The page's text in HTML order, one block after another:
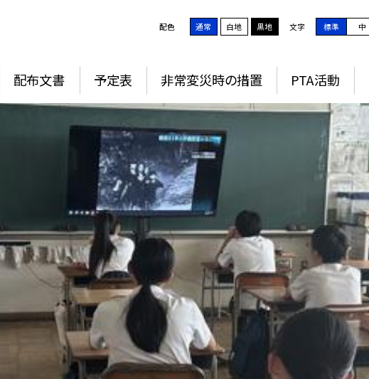
配色 通常 白地 黒地 文字 標準 中
配布文書 予定表 非常変災時の措置 PTA活動